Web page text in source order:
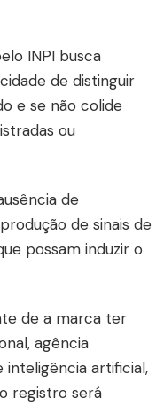
INPI busca
de distinguir
e se não colide
ou
de
de sinais de
possam induzir o
de a marca ter
agência
inteligência artificial,
registro será